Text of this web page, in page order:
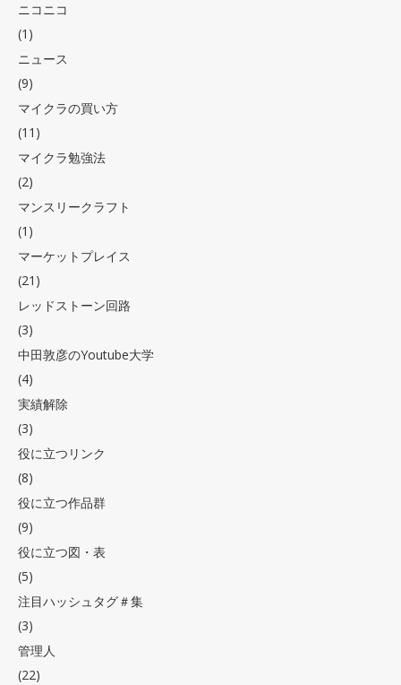
ニコニコ
(1)
ニュース
(9)
マイクラの買い方
(11)
マイクラ勉強法
(2)
マンスリークラフト
(1)
マーケットプレイス
(21)
レッドストーン回路
(3)
中田敦彦のYoutube大学
(4)
実績解除
(3)
役に立つリンク
(8)
役に立つ作品群
(9)
役に立つ図・表
(5)
注目ハッシュタグ＃集
(3)
管理人
(22)